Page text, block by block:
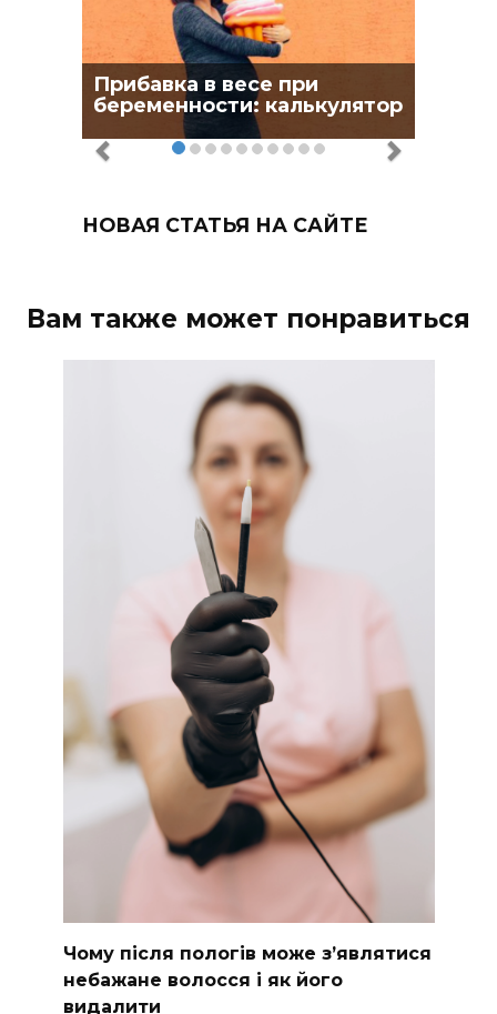
Прибавка в весе при
беременности: калькулятор
НОВАЯ СТАТЬЯ НА САЙТЕ
Вам также может понравиться
Чому після пологів може з’являтися
небажане волосся і як його
видалити